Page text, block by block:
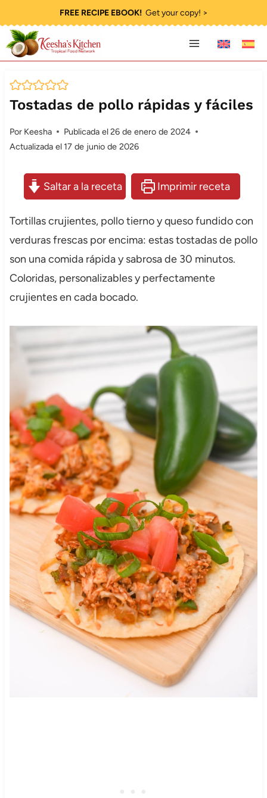
al
contenido
FREE RECIPE EBOOK!Get your copy! >
Tostadas de pollo rápidas y fáciles
Por Keesha Publicada el26 de enero de 2024
Actualizada el 17 de junio de 2026
Saltar a la receta Imprimir receta
Tortillas crujientes, pollo tierno y queso fundido con
verduras frescas por encima: estas tostadas de pollo
son una comida rápida y sabrosa de 30 minutos.
Coloridas, personalizables y perfectamente
crujientes en cada bocado.